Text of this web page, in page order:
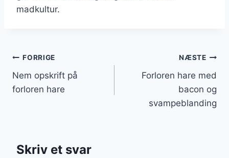
madkultur.
Indlægsnavigation
FORRIGE
Nem opskrift på
forloren hare
NÆSTE
Forloren hare med
bacon og
svampeblanding
Skriv et svar